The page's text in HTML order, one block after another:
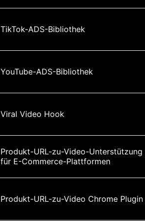
TikTok-ADS-Bibliothek
YouTube-ADS-Bibliothek
Viral Video Hook
Produkt-URL-zu-Video-Unterstützung
für E-Commerce-Plattformen
Produkt-URL-zu-Video Chrome Plugin